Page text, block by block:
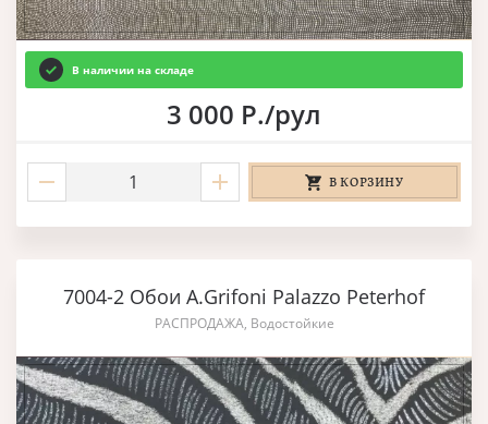
В наличии на складе
3 000 Р./рул
В КОРЗИНУ
7004-2 Обои A.Grifoni Palazzo Peterhof
РАСПРОДАЖА, Водостойкие